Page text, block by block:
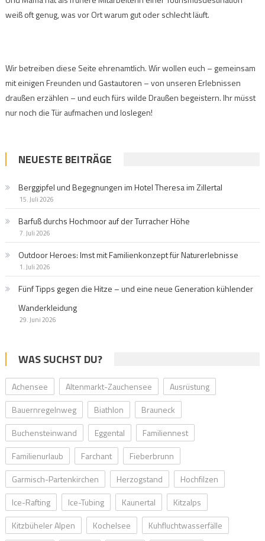
weiß oft genug, was vor Ort warum gut oder schlecht läuft.
Wir betreiben diese Seite ehrenamtlich. Wir wollen euch – gemeinsam
mit einigen Freunden und Gastautoren – von unseren Erlebnissen
draußen erzählen – und euch fürs wilde Draußen begeistern. Ihr müsst
nur noch die Tür aufmachen und loslegen!
NEUESTE BEITRÄGE
Berggipfel und Begegnungen im Hotel Theresa im Zillertal
15. Juli 2026
Barfuß durchs Hochmoor auf der Turracher Höhe
7. Juli 2026
Outdoor Heroes: Imst mit Familienkonzept für Naturerlebnisse
1. Juli 2026
Fünf Tipps gegen die Hitze – und eine neue Generation kühlender
Wanderkleidung
29. Juni 2026
WAS SUCHST DU?
Achensee Altenmarkt-Zauchensee
Ausrüstung
Bauernregelnweg
Biathlon
Brauneck
Buchensteinwand
Eggental
Familiennest
Familienurlaub
Farchant
Fieberbrunn
Garmisch-Partenkirchen
Herzogstand
Hochfilzen
Ice-Rafting
Ice-Tubing Kaunertal
Kitzalps
Kitzbüheler Alpen
Kochelsee
Kuhfluchtwasserfälle